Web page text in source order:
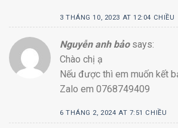
3 THÁNG 10, 2023 AT 12:04 CHIỀU
Nguyễn anh bảo says:
Chào chị ạ
Nếu được thì em muốn kết
Zalo em 0768749409
6 THÁNG 2, 2024 AT 7:51 CHIỀU